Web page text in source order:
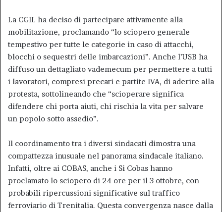
La CGIL ha deciso di partecipare attivamente alla
mobilitazione, proclamando “lo sciopero generale
tempestivo per tutte le categorie in caso di attacchi,
blocchi o sequestri delle imbarcazioni”. Anche l’USB ha
diffuso un dettagliato vademecum per permettere a tutti
i lavoratori, compresi precari e partite IVA, di aderire alla
protesta, sottolineando che “scioperare significa
difendere chi porta aiuti, chi rischia la vita per salvare
un popolo sotto assedio”.
Il coordinamento tra i diversi sindacati dimostra una
compattezza inusuale nel panorama sindacale italiano.
Infatti, oltre ai COBAS, anche i Si Cobas hanno
proclamato lo sciopero di 24 ore per il 3 ottobre, con
probabili ripercussioni significative sul traffico
ferroviario di Trenitalia. Questa convergenza nasce dalla